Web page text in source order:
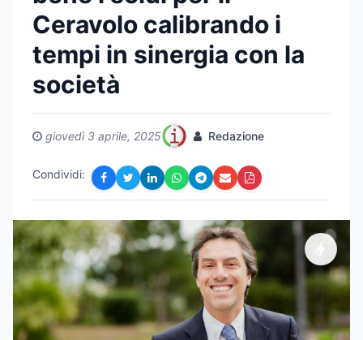
Ceravolo calibrando i
tempi in sinergia con la
società
giovedì 3 aprile, 2025 Redazione
Condividi: